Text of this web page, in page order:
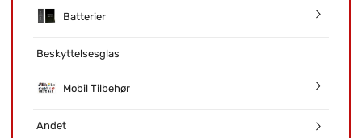
Batterier
Beskyttelsesglas
Mobil Tilbehør
Andet